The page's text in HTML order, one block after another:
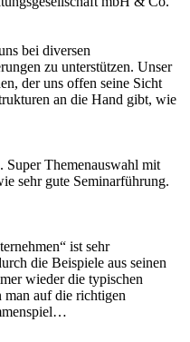
bei diversen
zu unterstützen. Unser
der uns offen seine Sicht
an die Hand gibt, wie
Super Themenauswahl mit
sehr gute Seminarführung.
ist sehr
die Beispiele aus seinen
wieder die typischen
man auf die richtigen